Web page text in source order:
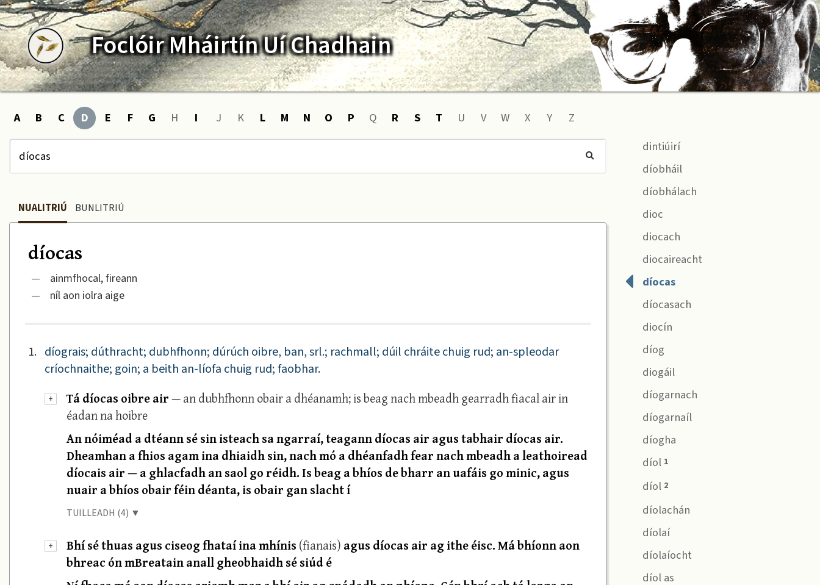
FoclóirMháirtínUí Chadhain
A B C D E F G H I J K L M N O P Q R S T U V W X Y Z
NUALITRIÚ BUNLITRIÚ
díocas
—
ainmfhocal, fireann
—
níl aon iolra aige
1. díograis; dúthracht; dubhfhonn; dúrúch oibre, ban, srl.; rachmall; dúil chráite chuig rud; an-spleodar
críochnaithe; goin; a beith an-líofa chuig rud; faobhar.
+ Tá díocas oibre air— an dubhfhonn obair a dhéanamh; is beag nach mbeadh gearradh fiacal air in
éadan na hoibre
An nóiméad a dtéann sé sin isteach sa ngarraí, teagann díocas air agus tabhair díocas air.
Dheamhan a fhios agam ina dhiaidh sin, nach mó a dhéanfadh fear nach mbeadh a leathoiread
díocais air — a ghlacfadh an saol go réidh. Is beag a bhíos de bharr an uafáis go minic, agus
nuair a bhíos obair féin déanta, is obair gan slacht í
TUILLEADH (4) ▼
+ Bhí sé thuas agus ciseog fhataí ina mhínis (fianais) agus díocas air ag ithe éisc. Má bhíonn aon
bhreac ón mBreatain anall gheobhaidh sé siúd é
dintiúirí
díobháil
díobhálach
dioc
diocach
diocaireacht
díocas
díocasach
diocín
díog
diogáil
díogarnach
díogarnaíl
díogha
díol 1
díol 2
díolachán
díolaí
díolaíocht
díol as